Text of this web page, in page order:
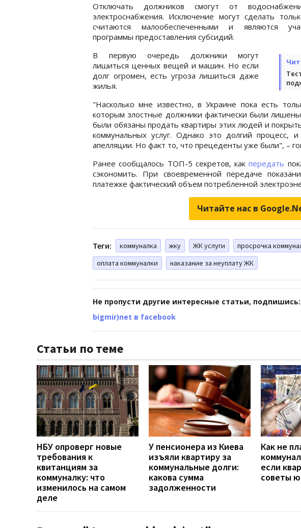
Отключать должников смогут от
электроснабжения. Исключение могут сделать
считаются малообеспеченными и являются
программы предоставления субсидий.
В первую очередь должники могут
лишиться ценных вещей и машин. Но если
долг огромен, есть угроза лишиться даже
жилья.
"Насколько мне известно, в Украине пока есть
которым злостные должники фактически были
были обязаны продать квартиры этих людей и
коммунальных услуг. Однако это долгий
апелляции. Но факт то, что прецеденты уже были", –
Ранее сообщалось ТОП-5 секретов, какпередать
сэкономить. При своевременной передаче
платежке фактический объем потребленной
Читайте нас в
Теги: коммуналка жку ЖК услуги
просрочка
оплата коммуналки
наказание за неуплату ЖК
Не пропусти другие интересные статьи, подпишись:
bigmir)net в facebook
Статьи по теме
НБУ опроверг новые
требования к
квитанциям за
коммуналку: что
изменилось на самом
деле
У пенсионера из Киева
изъяли квартиру за
коммунальные долги:
какова сумма
задолженности
Как не
если
советы